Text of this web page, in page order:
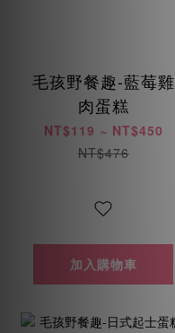
毛孩野餐趣-藍莓雞
肉蛋糕
NT$119 ~ NT$450
NT$476
加入購物車